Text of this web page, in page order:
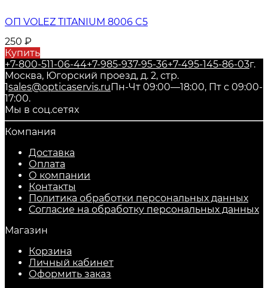
ОП VOLEZ TITANIUM 8006 C5
250 ₽
Купить
+7-800-511-06-44+7-985-937-95-36+7-495-145-86-03г.
Москва, Югорский проезд, д. 2, стр.
1sales@opticaservis.ruПн-Чт 09:00—18:00, Пт с 09:00-
17:00.
Мы в соц.сетях
Компания
Доставка
Оплата
О компании
Контакты
Политика обработки персональных данных
Согласие на обработку персональных данных
Магазин
Корзина
Личный кабинет
Оформить заказ